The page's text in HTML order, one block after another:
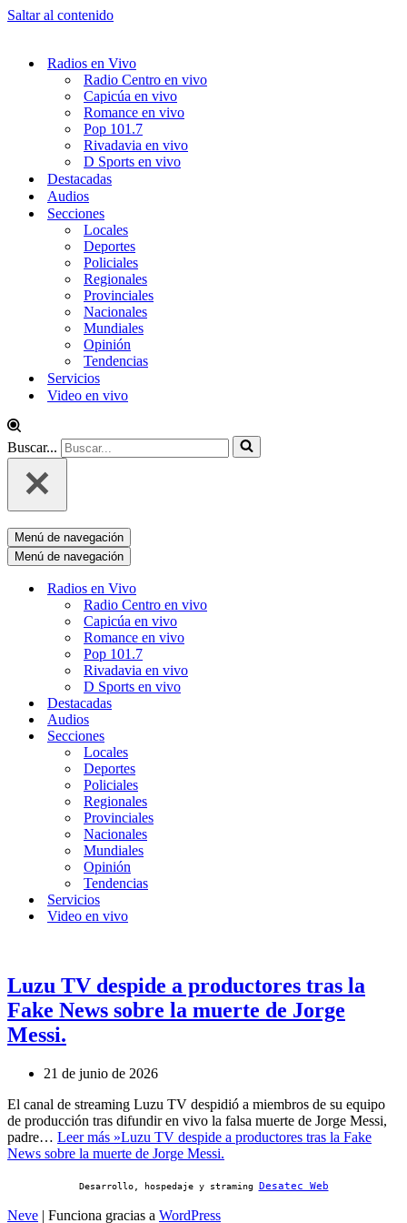
Saltar al contenido
Radios en Vivo
Radio Centro en vivo
Capicúa en vivo
Romance en vivo
Pop 101.7
Rivadavia en vivo
D Sports en vivo
Destacadas
Audios
Secciones
Locales
Deportes
Policiales
Regionales
Provinciales
Nacionales
Mundiales
Opinión
Tendencias
Servicios
Video en vivo
Buscar...
Menú de navegación
Menú de navegación
Radios en Vivo
Radio Centro en vivo
Capicúa en vivo
Romance en vivo
Pop 101.7
Rivadavia en vivo
D Sports en vivo
Destacadas
Audios
Secciones
Locales
Deportes
Policiales
Regionales
Provinciales
Nacionales
Mundiales
Opinión
Tendencias
Servicios
Video en vivo
Luzu TV despide a productores tras la
Fake News sobre la muerte de Jorge
Messi.
21 de junio de 2026
El canal de streaming Luzu TV despidió a miembros de su equipo
de producción tras difundir en vivo la falsa muerte de Jorge Messi,
padre… Leer más »Luzu TV despide a productores tras la Fake
News sobre la muerte de Jorge Messi.
Desarrollo, hospedaje y straming Desatec Web
Neve | Funciona gracias a WordPress